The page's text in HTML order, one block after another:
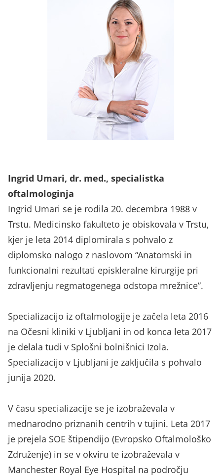
Ingrid Umari, dr. med., specialistka
oftalmologinja
Ingrid Umari se je rodila 20. decembra 1988 v
Trstu. Medicinsko fakulteto je obiskovala v Trstu,
kjer je leta 2014 diplomirala s pohvalo z
diplomsko nalogo z naslovom “Anatomski in
funkcionalni rezultati episkleralne kirurgije pri
zdravljenju regmatogenega odstopa mrežnice”.
Specializacijo iz oftalmologije je začela leta 2016
na Očesni kliniki v Ljubljani in od konca leta 2017
je delala tudi v Splošni bolnišnici Izola.
Specializacijo v Ljubljani je zaključila s pohvalo
junija 2020.
V času specializacije se je izobraževala v
mednarodno priznanih centrih v tujini. Leta 2017
je prejela SOE štipendijo (Evropsko Oftalmološko
Združenje) in se v okviru te izobraževala v
Manchester Royal Eye Hospital na področju